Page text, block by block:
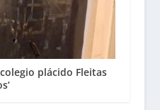
plácido Fleitas